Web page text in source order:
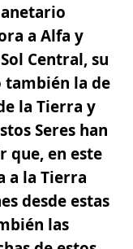
a Alfa y
Sol Central, su
también la de
la Tierra y
Seres han
que, en este
a la Tierra
desde estas
las